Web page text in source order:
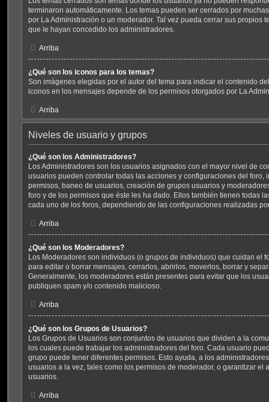
terminaron automáticamente. Los temas pueden ser cerrados por
por La Administración o un moderador. Tal vez pueda cerrar sus propios
que le hayan concedido los administradores.
Arriba
¿Qué son los iconos para los temas?
Son imágenes elegidas por el autor del tema para indicar el contenido
iconos en los mensajes depende de los permisos otorgados por La
Arriba
Niveles de usuario y grupos
¿Qué son los Administradores?
Los Administradores son los usuarios asignados con el mayor nivel de
usuarios pueden controlar todas las acciones y configuraciones del foro,
permisos, baneo de usuarios, creación de grupos usuarios y
foro y de los permisos que éste les ha dado. Ellos también tienen todas
cada uno de los foros, dependiendo de las configuraciones realizadas
Arriba
¿Qué son los Moderadores?
Los Moderadores son individuos (o grupos de individuos) que cuidan el
para editar o borrar mensajes, cerrarlos, abrirlos, moverlos, borrar y
Generalmente, los moderadores están presentes para evitar que los
publiquen spam y/o contenido malicioso.
Arriba
¿Qué son los Grupos de Usuarios?
Los Grupos de Usuarios son conjuntos de usuarios que dividen a la
los cuales puede trabajar los administradores del foro. Cada usuario
grupo puede tener diferentes permisos. Esto ayuda, a los
usuarios a la vez, tales como los permisos de moderador, o garantizar el
usuarios.
Arriba